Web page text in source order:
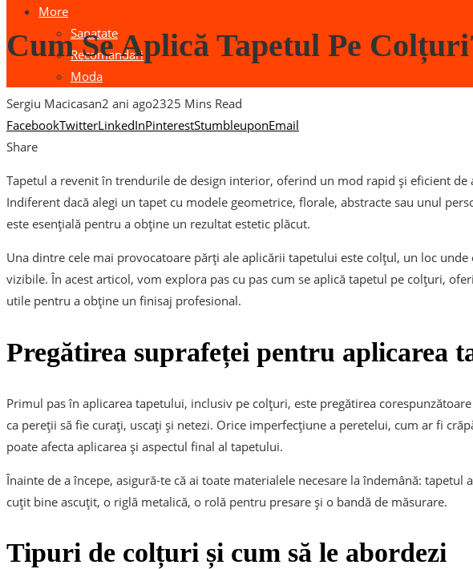
More
Sanatate
Recomandari
Moda
Cum Se Aplică Tapetul Pe
Sergiu Macicasan2 ani ago2325 Mins Read
FacebookTwitterLinkedInPinterestStumbleuponEmail
Share
Tapetul a revenit în trendurile de design interior, oferind un mod rapid și eficient de
Indiferent dacă alegi un tapet cu modele geometrice, florale, abstracte sau unul
este esențială pentru a obține un rezultat estetic plăcut.
Una dintre cele mai provocatoare părți ale aplicării tapetului este colțul, un loc
vizibile. În acest articol, vom explora pas cu pas cum se aplică tapetul pe colțuri,
utile pentru a obține un finisaj profesional.
Pregătirea suprafeței pentru aplicarea
Primul pas în aplicarea tapetului, inclusiv pe colțuri, este pregătirea
ca pereții să fie curați, uscați și netezi. Orice imperfecțiune a peretelui, cum ar fi
poate afecta aplicarea și aspectul final al tapetului.
Înainte de a începe, asigură-te că ai toate materialele necesare la îndemână: tapetul
cuțit bine ascuțit, o riglă metalică, o rolă pentru presare și o bandă de măsurare.
Tipuri de colțuri și cum să le abordezi